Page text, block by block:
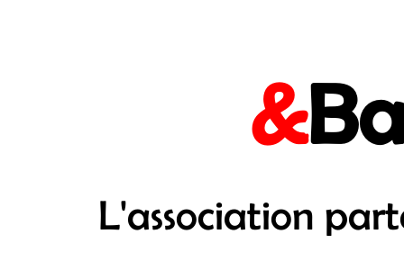
&
L'association